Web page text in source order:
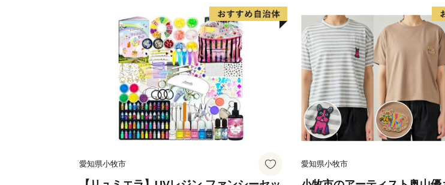
愛知県小牧市 愛知県小牧市